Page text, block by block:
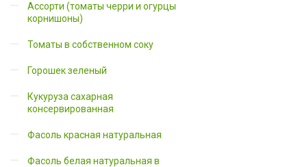
Ассорти (томаты черри и огурцы
корнишоны)
Томаты в собственном соку
Горошек зеленый
Кукуруза сахарная
консервированная
Фасоль красная натуральная
Фасоль белая натуральная в